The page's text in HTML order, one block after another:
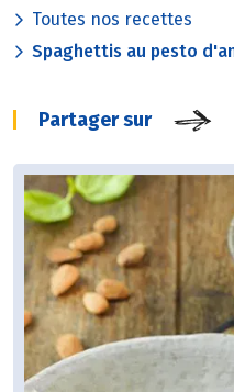
Toutes nos recettes
Spaghettis au pesto
Partager sur